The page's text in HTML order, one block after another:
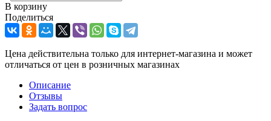
В корзину
Поделиться
Цена действительна только для интернет-магазина и может
отличаться от цен в розничных магазинах
Описание
Отзывы
Задать вопрос